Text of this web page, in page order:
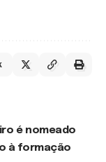
é nomeado
à formação